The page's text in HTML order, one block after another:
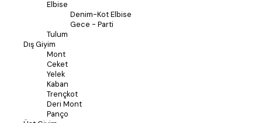
Elbise
Denim-Kot Elbise
Gece - Parti
Tulum
Dış Giyim
Mont
Ceket
Yelek
Kaban
Trençkot
Deri Mont
Panço